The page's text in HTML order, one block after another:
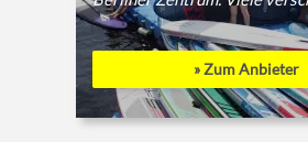
» Zum Anbieter